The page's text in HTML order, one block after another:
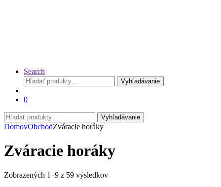
Search
Hľadať:
Vyhľadávanie
0
Hľadať:
Vyhľadávanie
DomovObchodZváracie horáky
Zváracie horáky
Zobrazených 1–9 z 59 výsledkovZoradené